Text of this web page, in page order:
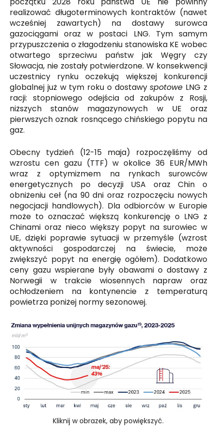
realizować długoterminowych kontraktów (nawet
wcześniej zawartych) na dostawy surowca
gazociągami oraz w postaci LNG. Tym samym
przypuszczenia o złagodzeniu stanowiska KE wobec
otwartego sprzeciwu państw jak Węgry czy
Słowacja, nie zostały potwierdzone. W konsekwencji
uczestnicy rynku oczekują większej konkurencji
globalnej już w tym roku o dostawyspotowe LNG z
racji: stopniowego odejścia od zakupów z Rosji,
niższych stanów magazynowych w UE oraz
pierwszych oznak rosnącego chińskiego popytu na
gaz.
Obecny tydzień (12-15 maja) rozpoczęliśmy od
wzrostu cen gazu (TTF) w okolice 36 EUR/MWh
wraz z optymizmem na rynkach surowców
energetycznych po decyzji USA oraz Chin o
obniżeniu ceł (na 90 dni oraz rozpoczęciu nowych
negocjacji handlowych). Dla odbiorców w Europie
może to oznaczać większą konkurencję o LNG z
Chinami oraz nieco większy popyt na surowiec w
UE, dzięki poprawie sytuacji w przemyśle (wzrost
aktywności gospodarczej na świecie, może
zwiększyć popyt na energię ogółem). Dodatkowo
ceny gazu wspierane były obawami o dostawy z
Norwegii w trakcie wiosennych napraw oraz
ochłodzeniem na kontynencie z temperaturą
powietrza poniżej normy sezonowej.
Kliknij w obrazek, aby powiększyć.